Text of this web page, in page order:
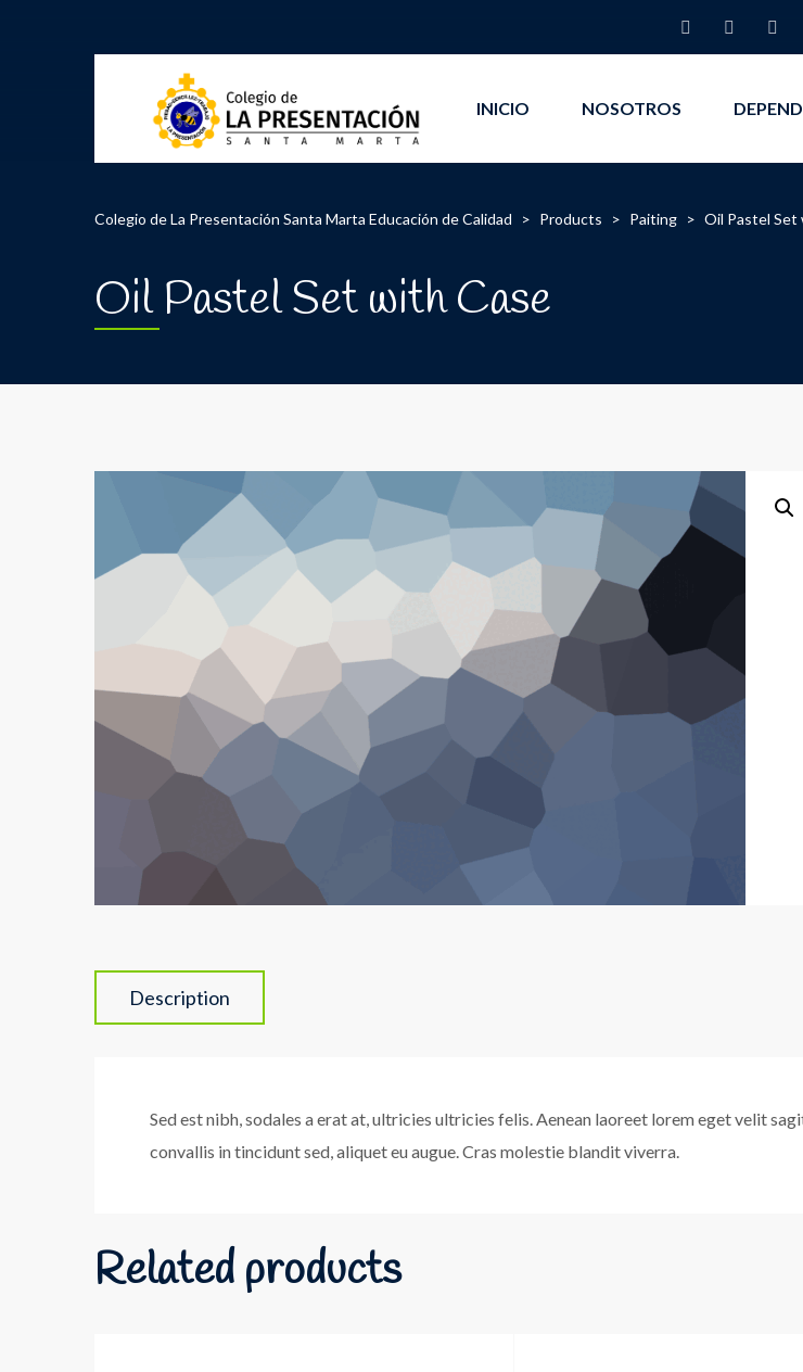
INICIO NOSOTROS
Colegio de La Presentación Santa Marta Educación de Calidad > Products > Paiting > Oil Pastel Set
Oil Pastel Set with Case
Description
Sed est nibh, sodales a erat at, ultricies ultricies felis. Aenean laoreet lorem eget velit
convallis in tincidunt sed, aliquet eu augue. Cras molestie blandit viverra.
Related products